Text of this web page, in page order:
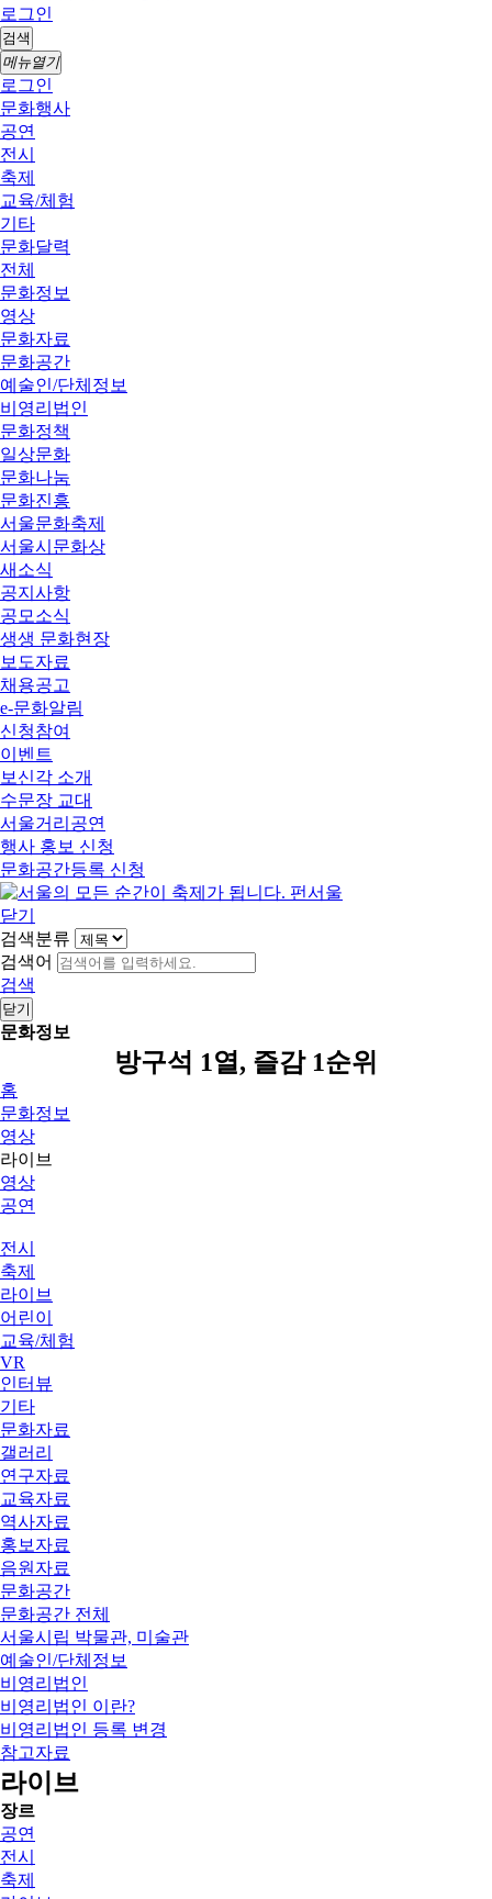
로그인
검색
메뉴열기
로그인
문화행사
공연
전시
축제
교육/체험
기타
문화달력
전체
문화정보
영상
문화자료
문화공간
예술인/단체정보
비영리법인
문화정책
일상문화
문화나눔
문화진흥
서울문화축제
서울시문화상
새소식
공지사항
공모소식
생생 문화현장
보도자료
채용공고
e-문화알림
신청참여
이벤트
보신각 소개
수문장 교대
서울거리공연
행사 홍보 신청
문화공간등록 신청
닫기
검색분류
검색어
검색
닫기
문화정보
방구석 1열, 즐감 1순위
홈
문화정보
영상
라이브
영상
공연
전시
축제
라이브
어린이
교육/체험
VR
인터뷰
기타
문화자료
갤러리
연구자료
교육자료
역사자료
홍보자료
음원자료
문화공간
문화공간 전체
서울시립 박물관, 미술관
예술인/단체정보
비영리법인
비영리법인 이란?
비영리법인 등록 변경
참고자료
라이브
장르
공연
전시
축제